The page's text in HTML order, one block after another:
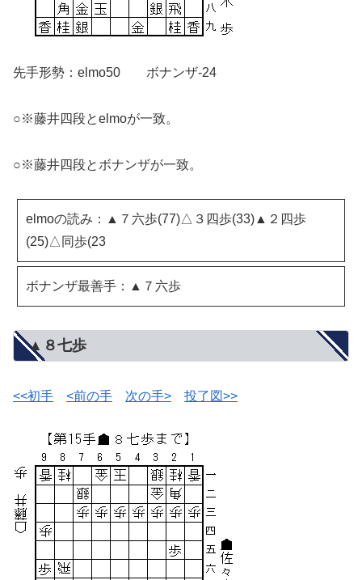
先手形勢：elmo50 ボナンザ-24
○※藤井四段とelmoが一致。
○※藤井四段とボナンザが一致。
elmoの読み：▲７六歩(77)△３四歩(33)▲２四歩
(25)△同歩(23
ボナンザ最善手：▲７六歩
▲８七歩
<<初手 <前の手 次の手> 投了図>>